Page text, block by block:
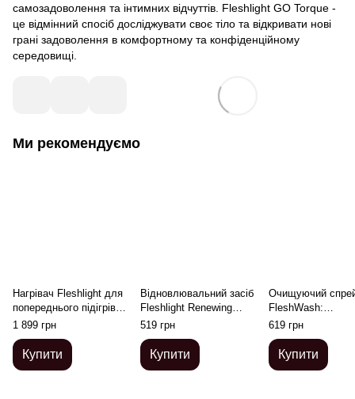
самозадоволення та інтимних відчуттів. Fleshlight GO Torque -
це відмінний спосіб досліджувати своє тіло та відкривати нові
грані задоволення в комфортному та конфіденційному
середовищі.
Ми рекомендуємо
Нагрівач Fleshlight для
попереднього підігріву
іграшки: працює від
1 899 грн
Купити
Відновлювальний засіб
Fleshlight Renewing
Powder
519 грн
Купити
Очищуючий
FleshWash:
Fleshlight (100мл)
619 грн
Купити